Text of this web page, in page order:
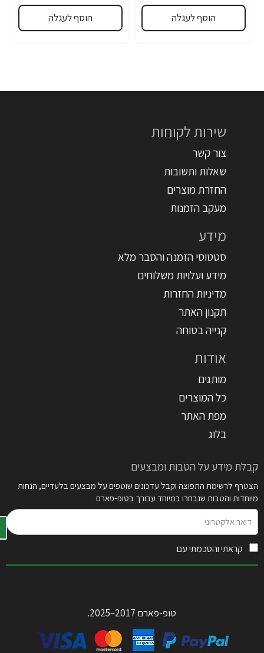
הוסף לעגלה הוסף לעגלה
שירות לקוחות
צור קשר
שאלות ותשובות
החזרת מוצרים
מעקב הזמנות
מידע
סטטוסי הזמנה והסבר מלא
מידע ועלויות משלוחים
מדיניות החזרות
תקנון האתר
קנייה בטוחה
אודות
מותגים
כל המוצרים
מפת האתר
בלוג
קבלת מידע על הטבות ומבצעים
הצטרף לרשימת התפוצה וקבל עדכונים שוטפים על מבצעים בלעדיים, הנחות
מיוחדות והטבות שנבחרו במיוחד עבורך בטופ-פארם
אלקטרוני
קראתי והסכמתי עם
טופ-פארם 2017–2025.